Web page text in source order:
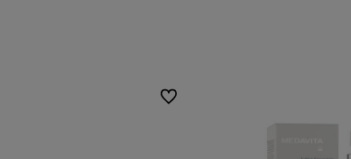
do ulubionych